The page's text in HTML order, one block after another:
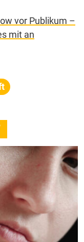
vor Publikum –
mit an